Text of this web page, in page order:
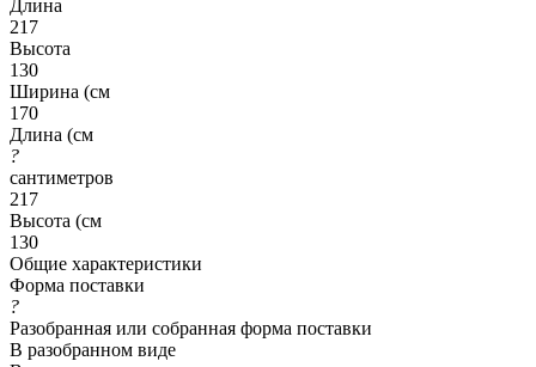
Длина
217
Высота
130
Ширина (см
170
Длина (см
?
сантиметров
217
Высота (см
130
Общие характеристики
Форма поставки
?
Разобранная или собранная форма поставки
В разобранном виде